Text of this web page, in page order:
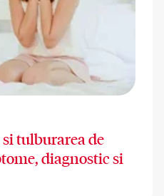
tulburarea de
diagnostic si